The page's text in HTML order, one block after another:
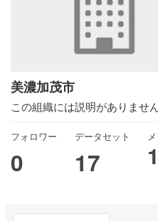
美濃加茂市
この組織には説明がありませ
フォロワー
0
データセット
17 1